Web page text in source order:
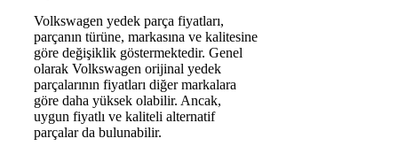
Volkswagen yedek parça fiyatları,
parçanın türüne, markasına ve kalitesine
göre değişiklik göstermektedir. Genel
olarak Volkswagen orijinal yedek
parçalarının fiyatları diğer markalara
göre daha yüksek olabilir. Ancak,
uygun fiyatlı ve kaliteli alternatif
parçalar da bulunabilir.